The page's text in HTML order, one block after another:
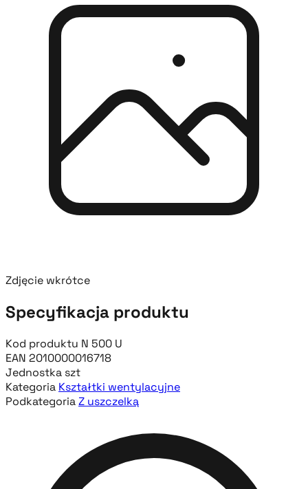
Zdjęcie wkrótce
Specyfikacja produktu
Kod produktu N 500 U
EAN 2010000016718
Jednostka szt
Kategoria Kształtki wentylacyjne
PodkategoriaZ uszczelką